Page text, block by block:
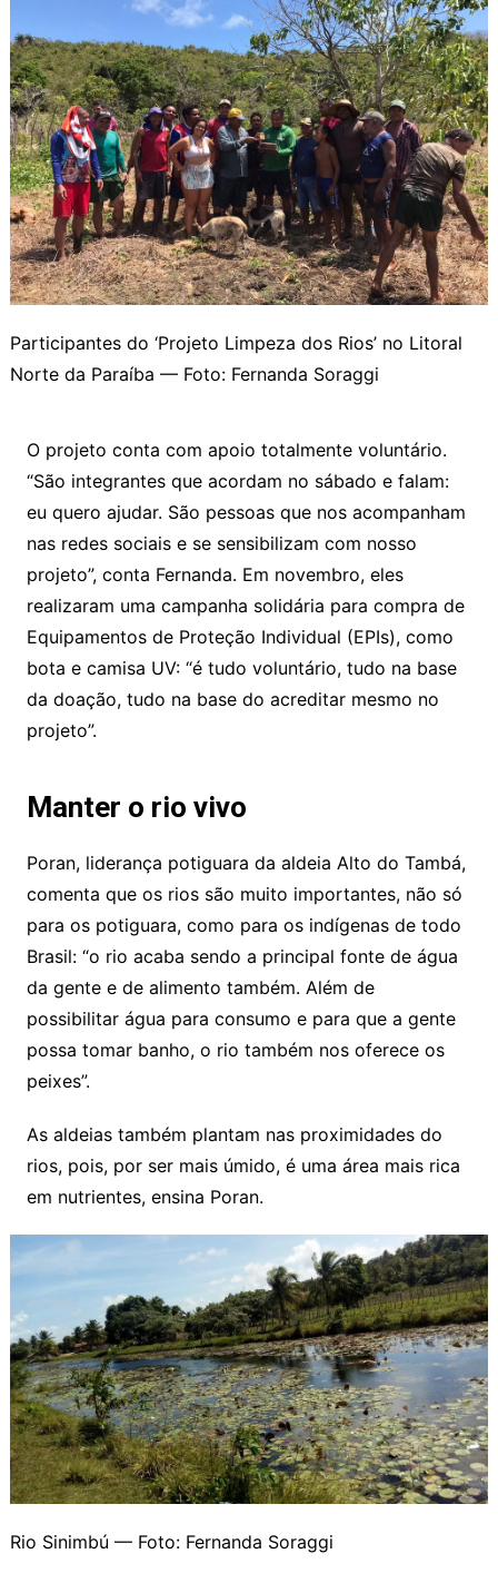
Participantes do ‘Projeto Limpeza dos Rios’ no Litoral
Norte da Paraíba — Foto: Fernanda Soraggi
O projeto conta com apoio totalmente voluntário.
“São integrantes que acordam no sábado e falam:
eu quero ajudar. São pessoas que nos acompanham
nas redes sociais e se sensibilizam com nosso
projeto”, conta Fernanda. Em novembro, eles
realizaram uma campanha solidária para compra de
Equipamentos de Proteção Individual (EPIs), como
bota e camisa UV: “é tudo voluntário, tudo na base
da doação, tudo na base do acreditar mesmo no
projeto”.
Manter o rio vivo
Poran, liderança potiguara da aldeia Alto do Tambá,
comenta que os rios são muito importantes, não só
para os potiguara, como para os indígenas de todo
Brasil: “o rio acaba sendo a principal fonte de água
da gente e de alimento também. Além de
possibilitar água para consumo e para que a gente
possa tomar banho, o rio também nos oferece os
peixes”.
As aldeias também plantam nas proximidades do
rios, pois, por ser mais úmido, é uma área mais rica
em nutrientes, ensina Poran.
Rio Sinimbú — Foto: Fernanda Soraggi